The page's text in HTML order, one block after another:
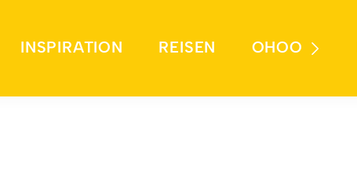
INSPIRATION REISEN OHOO